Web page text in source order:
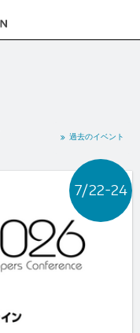
ユーザー事例
プロダクト
Products
過去のイベント
7/22-24